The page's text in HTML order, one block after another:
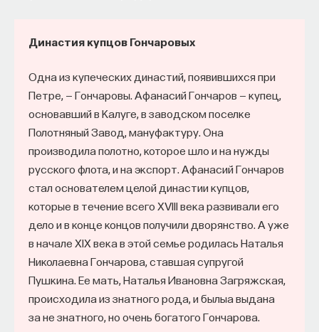
Династия купцов Гончаровых
Одна из купеческих династий, появившихся при
Петре, — Гончаровы. Афанасий Гончаров — купец,
основавший в Калуге, в заводском поселке
Полотняный Завод, мануфактуру. Она
производила полотно, которое шло и на нужды
русского флота, и на экспорт. Афанасий Гончаров
стал основателем целой династии купцов,
которые в течение всего XVIII века развивали его
дело и в конце концов получили дворянство. А уже
в начале XIX века в этой семье родилась Наталья
Николаевна Гончарова, ставшая супругой
Пушкина. Ее мать, Наталья Ивановна Загряжская,
происходила из знатного рода, и былыа выдана
за не знатного, но очень богатого Гончарова.